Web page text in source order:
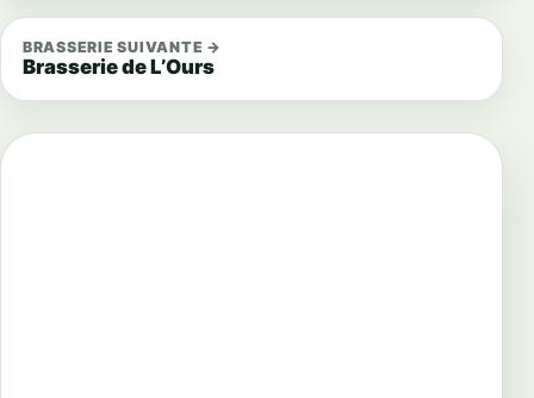
BRASSERIE SUIVANTE →
Brasserie de L’Ours